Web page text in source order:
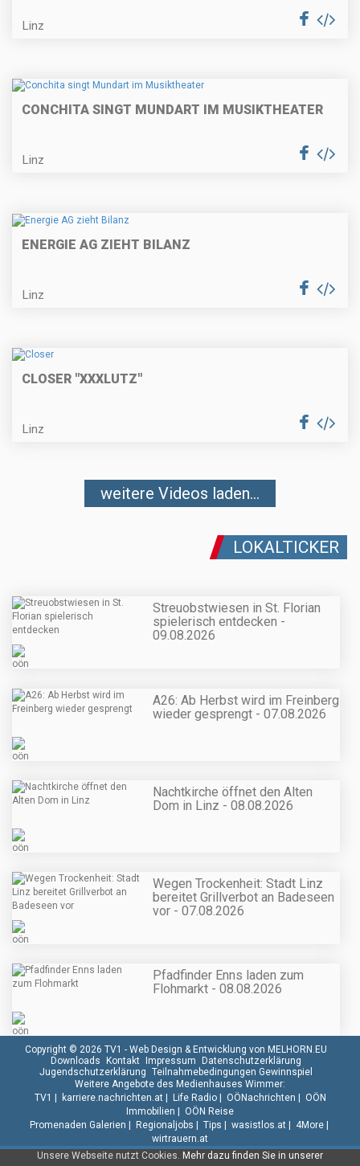
Linz
CONCHITA SINGT MUNDART IM MUSIKTHEATER
Linz
ENERGIE AG ZIEHT BILANZ
Linz
CLOSER "XXXLUTZ"
Linz
weitere Videos laden...
LOKALTICKER
Streuobstwiesen in St. Florian
spielerisch entdecken -
09.08.2026
A26: Ab Herbst wird im Freinberg
wieder gesprengt - 07.08.2026
Nachtkirche öffnet den Alten
Dom in Linz - 08.08.2026
Wegen Trockenheit: Stadt Linz
bereitet Grillverbot an Badeseen
vor - 07.08.2026
Pfadfinder Enns laden zum
Flohmarkt - 08.08.2026
Unsere Webseite nutzt Cookies. Mehr dazu finden Sie in unserer
Copyright © 2026 TV1 - Web Design & Entwicklung von MELHORN.EU
Downloads
Kontakt Impressum
Datenschutzerklärung
Jugendschutzerklärung Teilnahmebedingungen Gewinnspiel
Weitere Angebote des Medienhauses Wimmer:
TV1
karriere.nachrichten.at| Life Radio| OÖNachrichten
OÖN
Immobilien
OÖN Reise
Promenaden Galerien
Regionaljobs Tips wasistlos.at| 4More|
wirtrauern.at